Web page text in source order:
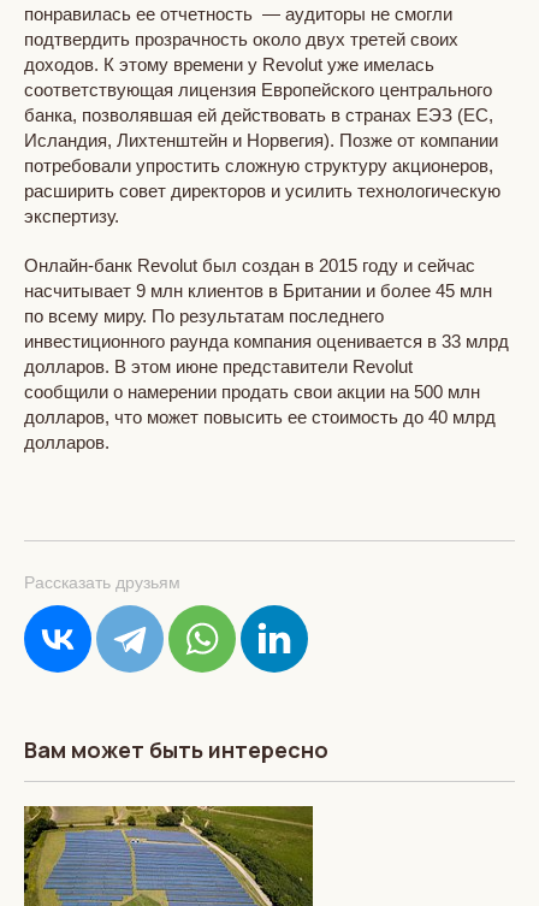
понравилась ее отчетность — аудиторы не смогли
подтвердить прозрачность около двух третей своих
доходов. К этому времени у Revolut уже имелась
соответствующая лицензия Европейского центрального
банка, позволявшая ей действовать в странах ЕЭЗ (ЕС,
Исландия, Лихтенштейн и Норвегия). Позже от компании
потребовали упростить сложную структуру акционеров,
расширить совет директоров и усилить технологическую
экспертизу.
Онлайн-банк Revolut был создан в 2015 году и сейчас
насчитывает 9 млн клиентов в Британии и более 45 млн
по всему миру. По результатам последнего
инвестиционного раунда компания оценивается в 33 млрд
долларов. В этом июне представители Revolut
сообщили о намерении продать свои акции на 500 млн
долларов, что может повысить ее стоимость до 40 млрд
долларов.
Рассказать друзьям
Вам может быть интересно